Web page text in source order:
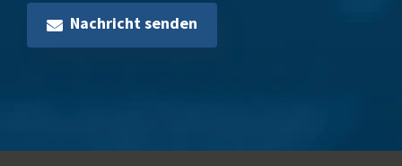
Nachricht senden